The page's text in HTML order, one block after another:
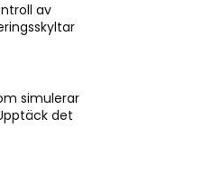
av
simulerar
det